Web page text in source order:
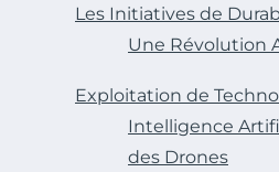
Les Initiatives de
Une Révolution
Exploitation de
Intelligence
des Drones